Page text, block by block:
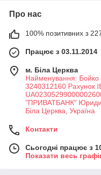
Про нас
100% позитивних з 227
Працює з 03.11.2014
м. Біла Церква
Найменування:
3240312160 Рахунок
"ПРИВАТБАНК"
Біла Церква, Україна
Контакти
Сьогодні працює з
Показати весь